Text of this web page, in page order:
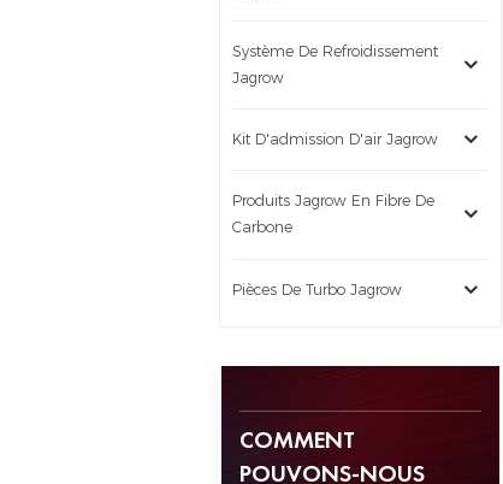
Système De Refroidissement
Jagrow
Kit D'admission D'air Jagrow
Produits Jagrow En Fibre De
Carbone
Pièces De Turbo Jagrow
COMMENT
POUVONS-NOUS